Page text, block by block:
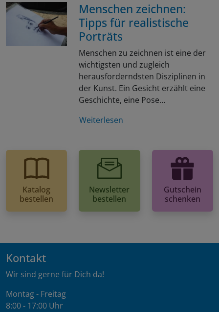
Menschen zeichnen:
Tipps für realistische
Porträts
Menschen zu zeichnen ist eine der
wichtigsten und zugleich
herausforderndsten Disziplinen in
der Kunst. Ein Gesicht erzählt eine
Geschichte, eine Pose…
Weiterlesen
Katalog
bestellen
Newsletter
bestellen
Gutschein
schenken
Kontakt
Wir sind gerne für Dich da!
Montag - Freitag
8:00 - 17:00 Uhr